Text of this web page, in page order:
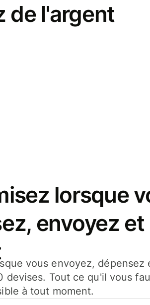
de l'argent
lorsque
envoyez
vous envoyez,
devises. Tout ce qu'il vous
à tout moment.